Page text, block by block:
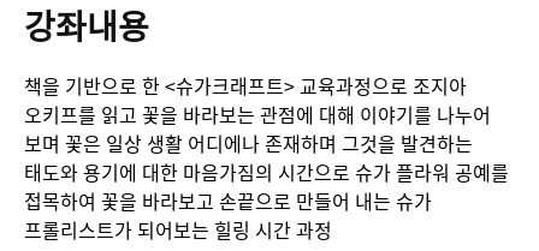
강좌내용
책을 기반으로 한 <슈가크래프트> 교육과정으로 조지아
오키프를 읽고 꽃을 바라보는 관점에 대해 이야기를 나누어
보며 꽃은 일상 생활 어디에나 존재하며 그것을 발견하는
태도와 용기에 대한 마음가짐의 시간으로 슈가 플라워 공예를
접목하여 꽃을 바라보고 손끝으로 만들어 내는 슈가
프롤리스트가 되어보는 힐링 시간 과정